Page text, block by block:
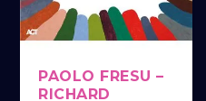
PAOLO FRESU –
RICHARD